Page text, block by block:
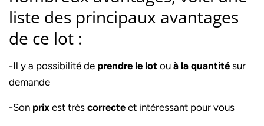
liste des principaux avantages
de ce lot :
-Il y a possibilité de prendre le lot ou à la quantité sur
demande
-Son prix est très correcte et intéressant pour vous